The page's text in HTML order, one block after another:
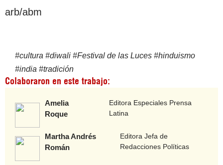
arb/abm
#cultura #diwali #Festival de las Luces #hinduismo
#india #tradición
Colaboraron en este trabajo:
Amelia
Roque
Editora Especiales Prensa
Latina
Martha Andrés
Román
Editora Jefa de
Redacciones Políticas